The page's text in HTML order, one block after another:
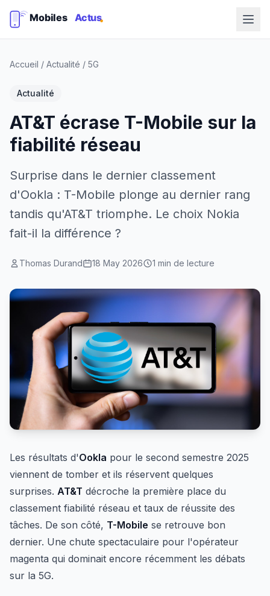
Accueil / Actualité / 5G
Actualité
AT&T écrase T-Mobile sur la
fiabilité réseau
Surprise dans le dernier classement
d'Ookla : T-Mobile plonge au dernier rang
tandis qu'AT&T triomphe. Le choix Nokia
fait-il la différence ?
Thomas Durand 18 May 2026 1 min de lecture
Les résultats d'Ookla pour le second semestre 2025
viennent de tomber et ils réservent quelques
surprises. AT&T décroche la première place du
classement fiabilité réseau et taux de réussite des
tâches. De son côté, T-Mobile se retrouve bon
dernier. Une chute spectaculaire pour l'opérateur
magenta qui dominait encore récemment les débats
sur la 5G.